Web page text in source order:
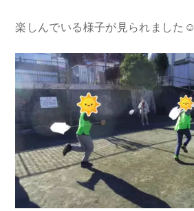
楽しんでいる様子が見られました☺